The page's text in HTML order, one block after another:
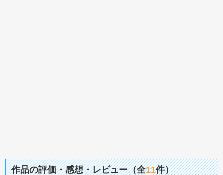
作品の評価・感想・レビュー（全11件）